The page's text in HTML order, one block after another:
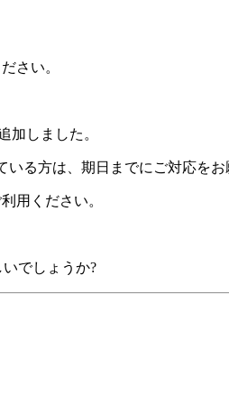
さい。
加しました。
いる方は、期日までにご対応をお
用ください。
でしょうか?